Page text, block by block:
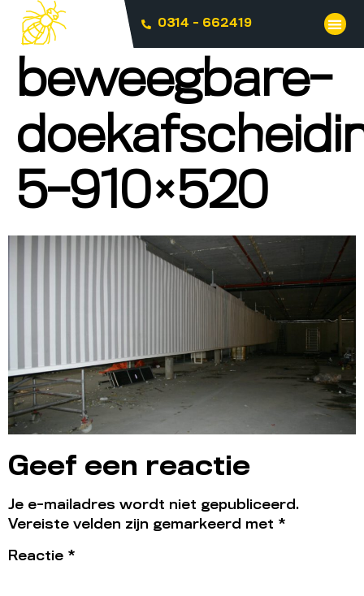
0314 - 662419
beweegbare-
5-910×520
Geef een reactie
Je e-mailadres wordt niet gepubliceerd.
Vereiste velden zijn gemarkeerd met *
Reactie *